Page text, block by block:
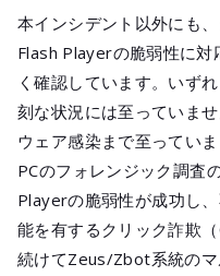
本インシデント以外にも
Flash Playerの脆弱性に
く確認しています。いず
刻な状況には至っていま
ウェア感染まで至ってい
PCのフォレンジック調査
Playerの脆弱性が成功し
能を有するクリック詐欺
続けてZeus/Zbot系統のマ